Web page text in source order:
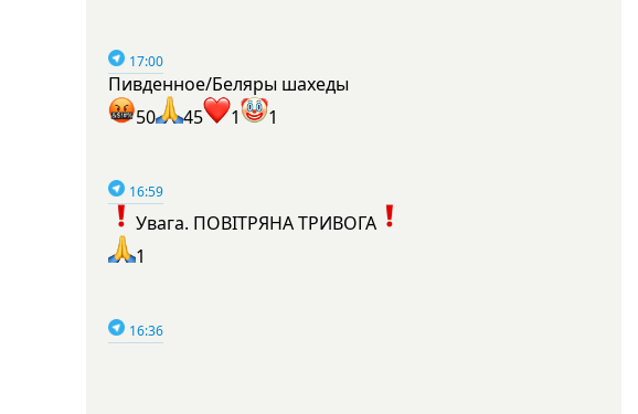
17:00
Пивденное/Беляры шахеды
50
45 1 1
16:59
Увага. ПОВІТРЯНА ТРИВОГА
1
16:36